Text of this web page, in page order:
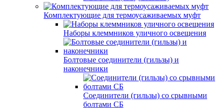
Комплектующие для термоусаживаемых муфт
Наборы клеммников уличного освещения
Болтовые соединители (гильзы) и
наконечники
Соединители (гильзы) со срывными
болтами СБ